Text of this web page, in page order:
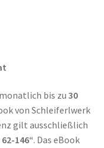
bis zu 30
von Schleiferlwerk
gilt ausschließlich
146“. Das eBook